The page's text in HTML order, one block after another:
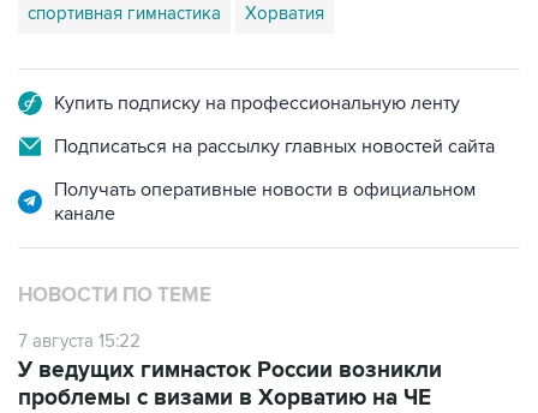
спортивная гимнастика Хорватия
Купить подписку на профессиональную ленту
Подписаться на рассылку главных новостей сайта
Получать оперативные новости в официальном
канале
НОВОСТИ ПО ТЕМЕ
7 августа 15:22
У ведущих гимнасток России возникли
проблемы с визами в Хорватию на ЧЕ